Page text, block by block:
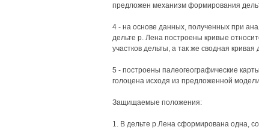
предложен механизм формирования
4 - на основе данных, полученных при
дельте р. Лена построены кривые
участков дельты, а так же сводная кривая
5 - построены палеогеографические
голоцена исходя из предложенной
Защищаемые положения:
1. В дельте р.Лена сформирована одна,